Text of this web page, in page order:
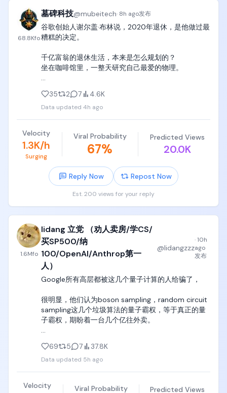
【机位与剪辑】
自然多机位电视转播，只用硬切。混用ENG摄像机、
钢丝摄像机、轨道摄像机、水面高度摄像机、长焦画
道所在的镜头必须选用能明确看出转动方向的构图。
维持180度轴线规则和从左到右的推进方向。禁止超高
速运镜、剧烈旋转、冲击变焦、过度变焦、无人机式
急转弯，禁止慢动作、重播、定格、时间跳跃。
【全片禁止】
全片保持脸部、发型、体型、服装、肤色、体格、左
右手脚数量一致。手脚与各关卡的接触和脱离严格按
时间线顺序发生，真实表现重力、惯性、打滑、自
转、水花。转动的道具不得出现静止帧或忽然停转。
不出现瞬移、位置倒退、空中静止、身体变形、手脚
增减、物体增殖、穿透道具、背景替换。以健康清爽
的运动综艺风格呈现，服装不脱落、不破损、不透
明、不过度位移。不出现真实存在的节目名、电视台
68.8Kfo
墓碑科技@mubeitech· 8h ago发布
谷歌创始人谢尔盖·布林说，2020年退休，是他做过最
糟糕的决定。
千亿富翁的退休生活，本来是怎么规划的？
坐在咖啡馆里，一整天研究自己最爱的物理。
他退休大概一个月后，疫情爆发了。
咖啡馆全关了。
无事可做，天天憋着。
他承认，当时感觉自己废了。
脑子变迟钝，整个人螺旋式下滑。
这怎么救？
他受不了了，非得回办公室。
这个项目，就是后来谷歌的AI大模型，Gemini。
现在回想起来，他觉得这才是正经事。
能重新找个技术出口搞点创造，比什么都强。
如果就那样一直退休？
“那会是个大错误。”
35 2 7 4.6K
Data updated 4h ago
Velocity
1.3K/h
Surging
Viral Probability
67%
Predicted Views
20.0K
Reply Now Repost Now
Est. 200 views for your reply
1.6Mfo
lidang 立党 （劝人卖房/学CS/
买SP500/纳
100/OpenAI/Anthrop第一
人）
@lidangzzz
·10h
ago
发布
Google所有高层都被这几个量子计算的人给骗了，
很明显，他们认为boson sampling，random circuit
sampling这几个垃圾算法的量子霸权，等于真正的量
子霸权，期盼着一台几个亿往外卖。
爆发的真正节点，以及为什么现在量子霸权都是骗
局。
可惜的是， 不仅Google所有高层都被骗了，中国国务
院工信部的一小部分人也被骗了，都决定继续烧钱在
69 5 7 37.8K
Data updated 5h ago
Velocity Viral Probability Predicted Views